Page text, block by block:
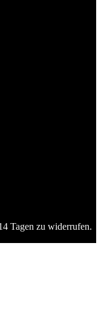
Tagen zu widerrufen.